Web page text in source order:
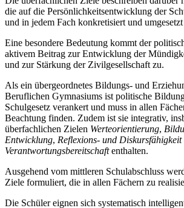
die auf die Persönlichkeitsentwicklung der
und in jedem Fach konkretisiert und
Eine besondere Bedeutung kommt der
aktivem Beitrag zur Entwicklung der
und zur Stärkung der Zivilgesellschaft zu.
Als ein übergeordnetes Bildungs- und
Beruflichen Gymnasiums ist politische
Schulgesetz verankert und muss in allen
Beachtung finden. Zudem ist sie integrativ,
überfachlichen Zielen Werteorientierung,
Entwicklung, Reflexions- und Diskursfähigkeit
Verantwortungsbereitschaftenthalten.
Ausgehend vom mittleren Schulabschluss
Ziele formuliert, die in allen Fächern zu
Die Schüler eignen sich systematisch